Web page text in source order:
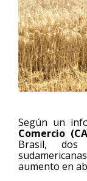
Según un
Comercio
Brasil, dos
aumento en